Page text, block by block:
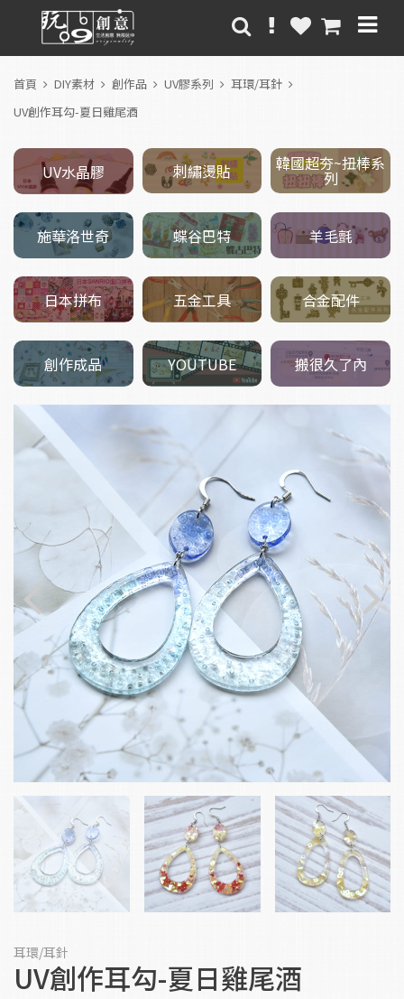
首頁 DIY素材 創作品 UV膠系列
耳環/耳針
UV創作耳勾-夏日雞尾酒
UV水晶膠 刺繡燙貼 韓國超夯~扭棒系
列
施華洛世奇 蝶谷巴特 羊毛氈
日本拼布 五金工具 合金配件
創作成品 YOUTUBE 搬很久了內
耳環/耳針
UV創作耳勾-夏日雞尾酒